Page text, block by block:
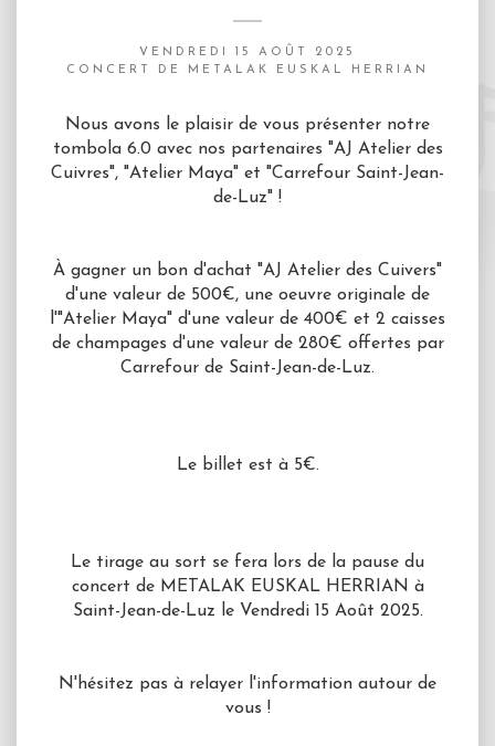
VENDREDI 15 AOÛT 2025
CONCERT DE METALAK EUSKAL HERRIAN
Nous avons le plaisir de vous présenter notre
tombola 6.0 avec nos partenaires "AJ Atelier des
Cuivres", "Atelier Maya" et "Carrefour Saint-Jean-
de-Luz" !
À gagner un bon d'achat "AJ Atelier des Cuivers"
d'une valeur de 500€, une oeuvre originale de
l'"Atelier Maya" d'une valeur de 400€ et 2 caisses
de champages d'une valeur de 280€ offertes par
Carrefour de Saint-Jean-de-Luz.
Le billet est à 5€.
Le tirage au sort se fera lors de la pause du
concert de METALAK EUSKAL HERRIAN à
Saint-Jean-de-Luz le Vendredi 15 Août 2025.
N'hésitez pas à relayer l'information autour de
vous !